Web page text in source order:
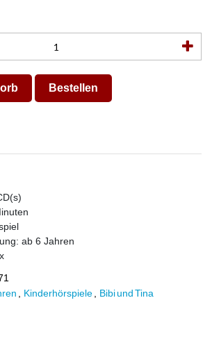
Bestellen
ab 6 Jahren
Kinderhörspiele Bibi und Tina